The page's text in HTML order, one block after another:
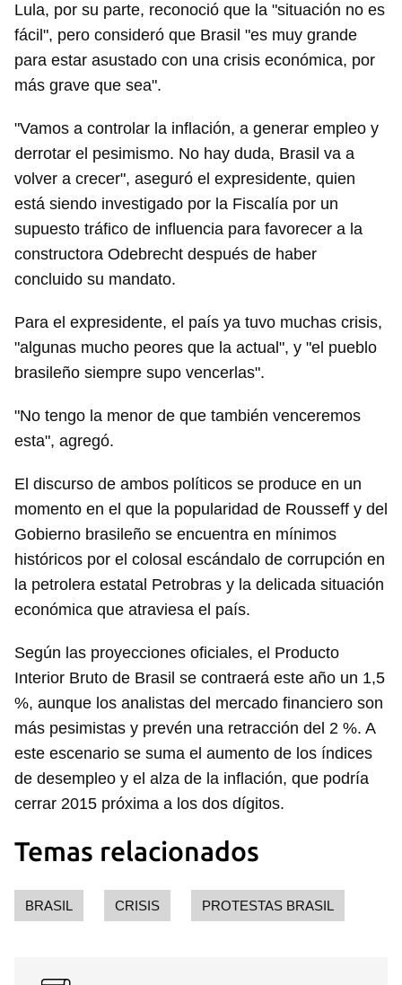
Lula, por su parte, reconoció que la "situación no es
fácil", pero consideró que Brasil "es muy grande
para estar asustado con una crisis económica, por
más grave que sea".
"Vamos a controlar la inflación, a generar empleo y
derrotar el pesimismo. No hay duda, Brasil va a
volver a crecer", aseguró el expresidente, quien
está siendo investigado por la Fiscalía por un
supuesto tráfico de influencia para favorecer a la
constructora Odebrecht después de haber
concluido su mandato.
Para el expresidente, el país ya tuvo muchas crisis,
"algunas mucho peores que la actual", y "el pueblo
brasileño siempre supo vencerlas".
"No tengo la menor de que también venceremos
esta", agregó.
El discurso de ambos políticos se produce en un
momento en el que la popularidad de Rousseff y del
Gobierno brasileño se encuentra en mínimos
históricos por el colosal escándalo de corrupción en
la petrolera estatal Petrobras y la delicada situación
económica que atraviesa el país.
Según las proyecciones oficiales, el Producto
Interior Bruto de Brasil se contraerá este año un 1,5
%, aunque los analistas del mercado financiero son
más pesimistas y prevén una retracción del 2 %. A
este escenario se suma el aumento de los índices
de desempleo y el alza de la inflación, que podría
cerrar 2015 próxima a los dos dígitos.
Temas relacionados
BRASIL CRISIS PROTESTAS BRASIL